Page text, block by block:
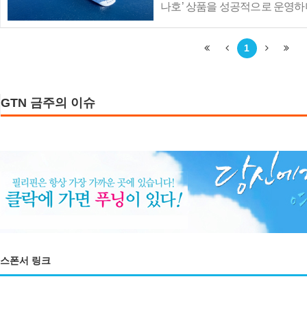
나호’ 상품을 성공적으로 운영
한층 확대하고 있다. 로얄캐리
1
GTN 금주의 이슈
스폰서 링크